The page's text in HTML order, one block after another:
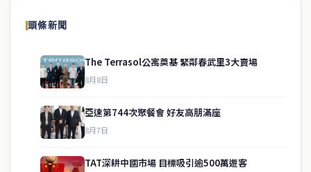
頭條新聞
The Terrasol公寓奠基 緊鄰春武里3大賣場
8月8日
亞速第744次聚餐會 好友高朋滿座
8月7日
TAT深耕中國市場 目標吸引逾500萬遊客